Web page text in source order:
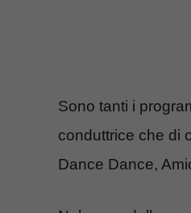
Sono tanti i
conduttrice che di
Dance Dance,